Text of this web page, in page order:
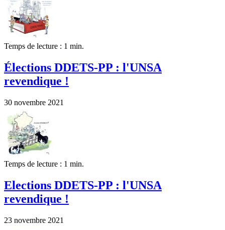
Temps de lecture : 1 min.
Élections DDETS-PP : l'UNSA
revendique !
30 novembre 2021
Temps de lecture : 1 min.
Elections DDETS-PP : l'UNSA
revendique !
23 novembre 2021